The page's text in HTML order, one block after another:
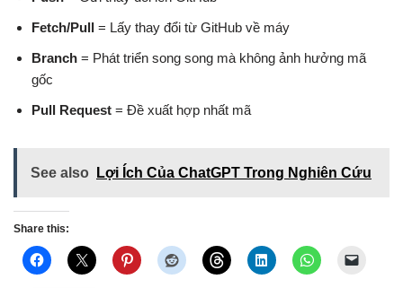
Fetch/Pull = Lấy thay đổi từ GitHub về máy
Branch = Phát triển song song mà không ảnh hưởng mã
gốc
Pull Request = Đề xuất hợp nhất mã
See also Lợi Ích Của ChatGPT Trong Nghiên Cứu
Share this: